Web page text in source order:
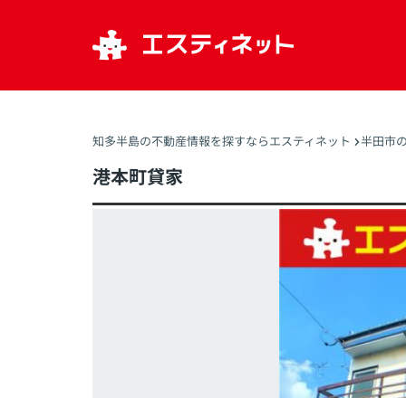
知多半島の不動産情報を探すならエスティネット 半田市
港本町貸家